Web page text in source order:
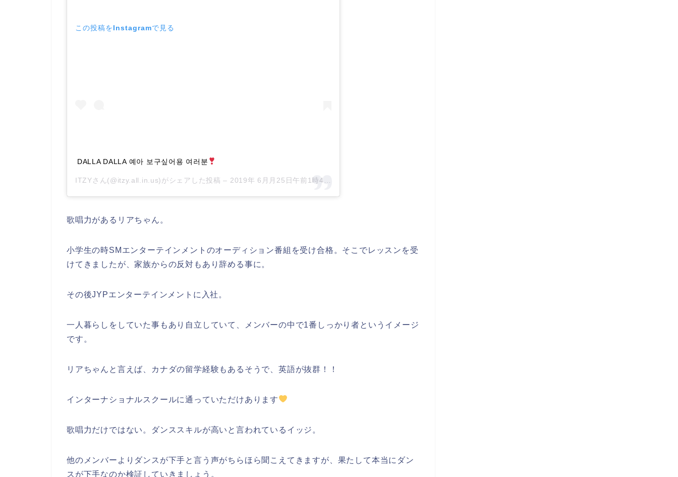
この投稿をInstagramで見る
DALLA DALLA 예아 보구싶어용 여러분
ITZYさん(@itzy.all.in.us)がシェアした投稿 – 2019年 6月月25日午前1時42分PDT
歌唱力があるリアちゃん。
小学生の時SMエンターテインメントのオーディション番組を受け合格。そこでレッスンを受
けてきましたが、家族からの反対もあり辞める事に。
その後JYPエンターテインメントに入社。
一人暮らしをしていた事もあり自立していて、メンバーの中で1番しっかり者というイメージ
です。
リアちゃんと言えば、カナダの留学経験もあるそうで、英語が抜群！！
インターナショナルスクールに通っていただけあります
歌唱力だけではない。ダンススキルが高いと言われているイッジ。
他のメンバーよりダンスが下手と言う声がちらほら聞こえてきますが、果たして本当にダン
スが下手なのか検証していきましょう。